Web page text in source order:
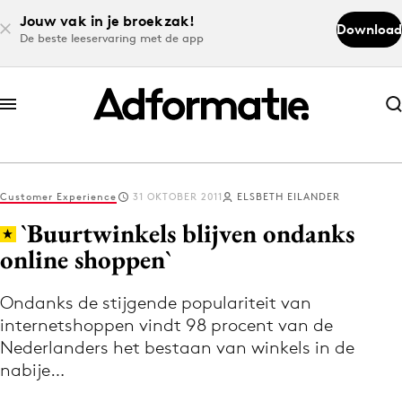
Jouw vak in je broekzak!
De beste leeservaring met de app
Download
Abonneer nu
Abonneer nu
Log in
Volg het laatste nieuws via de Adformatie
Nieuws app
Customer Experience 31 OKTOBER 2011 ELSBETH EILANDER
`Buurtwinkels blijven ondanks
online shoppen`
Ondanks de stijgende populariteit van
internetshoppen vindt 98 procent van de
Nederlanders het bestaan van winkels in de
nabije…